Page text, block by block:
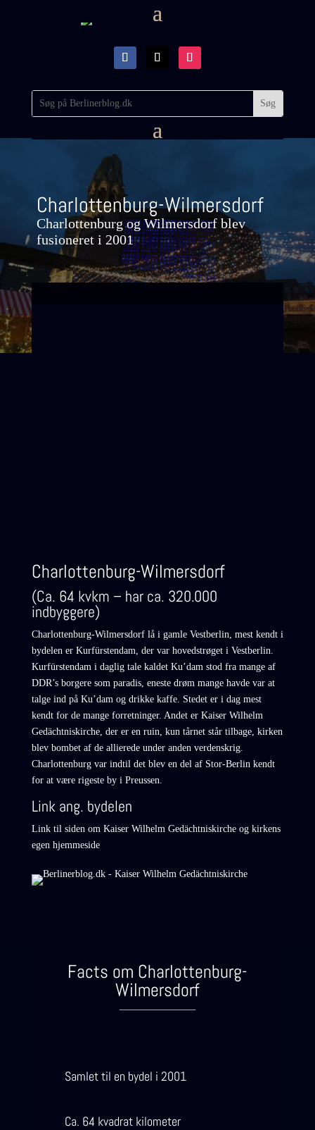
Charlottenburg-Wilmersdorf
Charlottenburg og Wilmersdorf blev
fusioneret i 2001
Klik for at acceptere markedsføring cookies og aktivere dette
indhold
Charlottenburg-Wilmersdorf
(Ca. 64 kvkm – har ca. 320.000
indbyggere)
Charlottenburg-Wilmersdorf lå i gamle Vestberlin, mest kendt i
bydelen er Kurfürstendam, der var hovedstrøget i Vestberlin.
Kurfürstendam i daglig tale kaldet Ku’dam stod fra mange af
DDR’s borgere som paradis, eneste drøm mange havde var at
talge ind på Ku’dam og drikke kaffe. Stedet er i dag mest
kendt for de mange forretninger. Andet er Kaiser Wilhelm
Gedächtniskirche, der er en ruin, kun tårnet står tilbage, kirken
blev bombet af de allierede under anden verdenskrig.
Charlottenburg var indtil det blev en del af Stor-Berlin kendt
for at være rigeste by i Preussen.
Link ang. bydelen
Link til siden om Kaiser Wilhelm Gedächtniskircheog kirkens
egen hjemmeside
Facts om Charlottenburg-
Wilmersdorf
Samlet til en bydel i 2001
Ca. 64 kvadrat kilometer